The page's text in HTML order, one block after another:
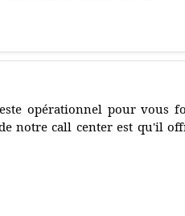
opérationnel pour vous
notre call center est qu'il